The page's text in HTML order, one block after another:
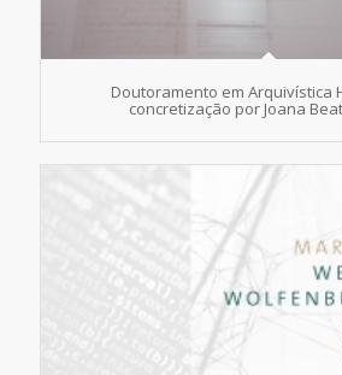
Doutoramento em Arquivística
concretização por Joana